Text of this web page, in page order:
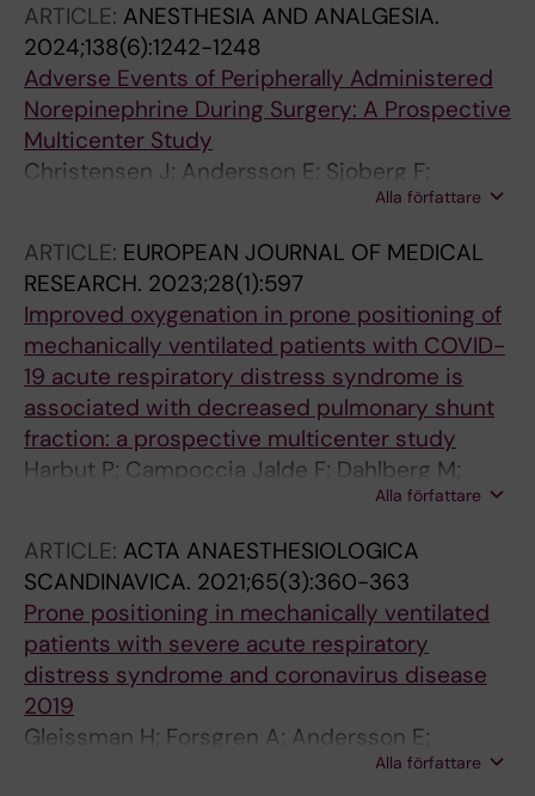
ARTICLE: ANESTHESIA AND ANALGESIA.
2024;138(6):1242-1248
Adverse Events of Peripherally Administered
Norepinephrine During Surgery: A Prospective
Multicenter Study
Christensen J; Andersson E; Sjoberg F;
Hellgren E; Harbut P; Harbut J; Sjovall F; Gufler
E; Cronhjort M
Alla författare
ARTICLE: EUROPEAN JOURNAL OF MEDICAL
RESEARCH. 2023;28(1):597
Improved oxygenation in prone positioning of
mechanically ventilated patients with COVID-
19 acute respiratory distress syndrome is
associated with decreased pulmonary shunt
fraction: a prospective multicenter study
Harbut P; Campoccia Jalde F; Dahlberg M;
Forsgren A; Andersson E; Lundholm A; Janc J;
Skalec T; Gunther M
Alla författare
ARTICLE: ACTA ANAESTHESIOLOGICA
SCANDINAVICA. 2021;65(3):360-363
Prone positioning in mechanically ventilated
patients with severe acute respiratory
distress syndrome and coronavirus disease
2019
Gleissman H; Forsgren A; Andersson E;
Lindqvist E; Lipka Falck A; Cronhjort M;Alla författare